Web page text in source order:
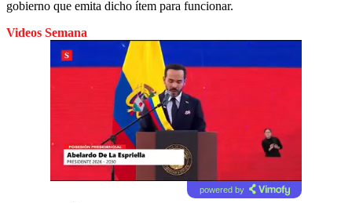
gobierno que emita dicho ítem para funcionar.
Videos Semana
powered by